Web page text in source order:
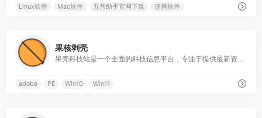
Linux软件 Mac软件 五音助手官网下载 便携软件
果核剥壳
果壳科技站是一个全面的科技信息平台，专注于提供最新资讯与实用资源。
adobe PE Win10 Win11